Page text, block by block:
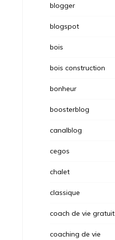
blogger
blogspot
bois
bois construction
bonheur
boosterblog
canalblog
cegos
chalet
classique
coach de vie gratuit
coaching de vie